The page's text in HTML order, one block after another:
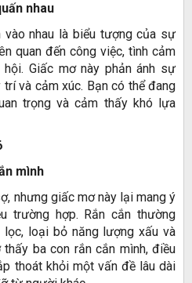
nhau
vào nhau là biểu tượng của sự
quan đến công việc, tình cảm
Giấc mơ này phản ánh sự
và cảm xúc. Bạn có thể đang
trọng và cảm thấy khó lựa
mình
nhưng giấc mơ này lại mang ý
trường hợp. Rắn cắn thường
loại bỏ năng lượng xấu và
ba con rắn cắn mình, điều
thoát khỏi một vấn đề lâu dài